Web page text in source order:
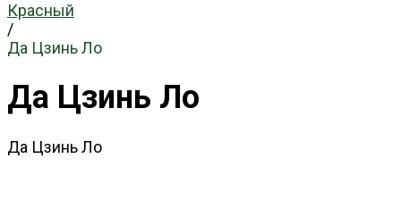
Красный
/
Да Цзинь Ло
Да Цзинь Ло
Да Цзинь Ло